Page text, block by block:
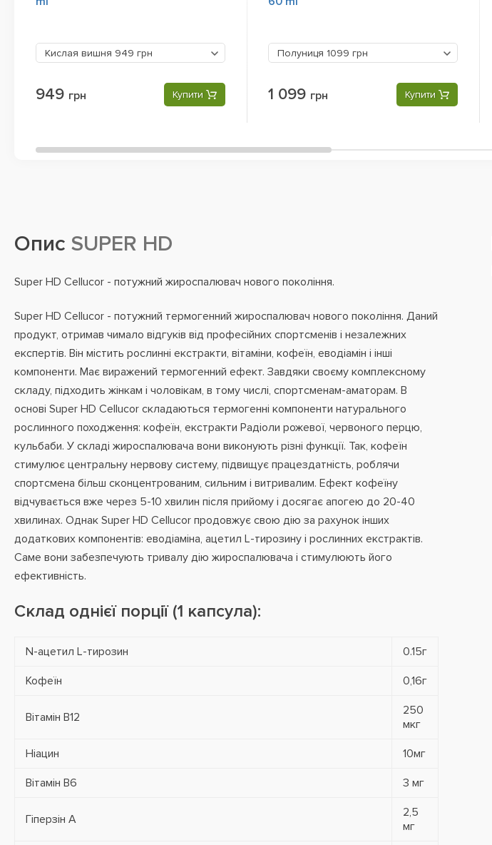
Кислая вишня 949 грн
949 грн Купити
Полуниця 1099 грн
1 099 грн Купити
Опис SUPER HD
Super HD Cellucor - потужний жироспалювач нового покоління.
Super HD Cellucor - потужний термогенний жироспалювач нового покоління. Даний
продукт, отримав чимало відгуків від професійних спортсменів і незалежних
експертів. Він містить рослинні екстракти, вітаміни, кофеїн, еводіамін і інші
компоненти. Має виражений термогенний ефект. Завдяки своєму комплексному
складу, підходить жінкам і чоловікам, в тому числі, спортсменам-аматорам. В
основі Super HD Cellucor складаються термогенні компоненти натурального
рослинного походження: кофеїн, екстракти Радіоли рожевої, червоного перцю,
кульбаби. У складі жироспалювача вони виконують різні функції. Так, кофеїн
стимулює центральну нервову систему, підвищує працездатність, роблячи
спортсмена більш сконцентрованим, сильним і витривалим. Ефект кофеїну
відчувається вже через 5-10 хвилин після прийому і досягає апогею до 20-40
хвилинах. Однак Super HD Cellucor продовжує свою дію за рахунок інших
додаткових компонентів: еводіаміна, ацетил L-тирозину і рослинних екстрактів.
Саме вони забезпечують тривалу дію жироспалювача і стимулюють його
ефективність.
Склад однієї порції (1 капсула):
N-ацетил L-тирозин 0.15г
Кофеїн 0,16г
Вітамін В12
250
мкг
Ніацин 10мг
Вітамін В6 3 мг
Гіперзін А
2,5
мг